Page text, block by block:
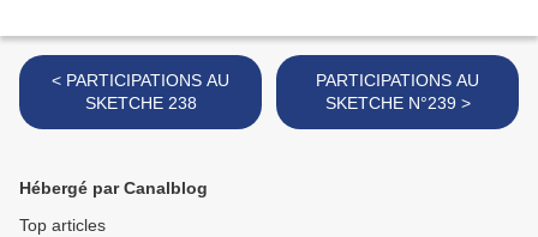
< PARTICIPATIONS AU
SKETCHE 238
PARTICIPATIONS AU
SKETCHE N°239 >
Hébergé par Canalblog
Top articles